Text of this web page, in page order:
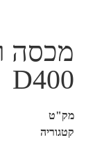
D400
מק"ט
קטגוריה